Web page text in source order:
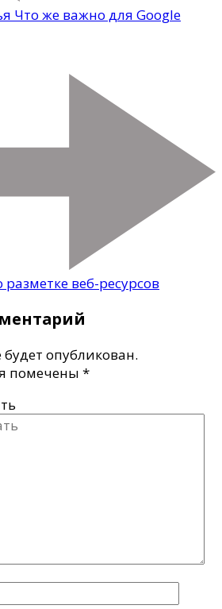
Что же важно для Google
разметке веб-ресурсов
опубликован.
помечены *